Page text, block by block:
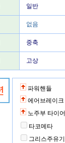
일반
없음
중축
고상
파워핸들
에어브레이크
노주부 타이어
타코메타
그리스주유기